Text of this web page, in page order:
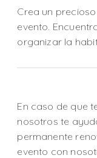
Crea un
evento.
organizar la
En caso de que
nosotros te
permanente
evento con